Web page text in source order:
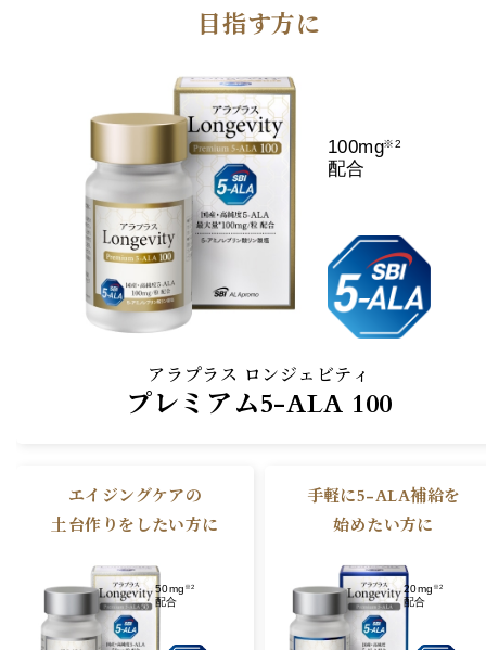
目指す方に
100mg※2
配合
アラプラス ロンジェビティ
プレミアム5-ALA 100
エイジングケアの
土台作りを したい方に
50mg ※2
配合
手軽に5-ALA補給を
始めたい方に
20mg ※2
配合